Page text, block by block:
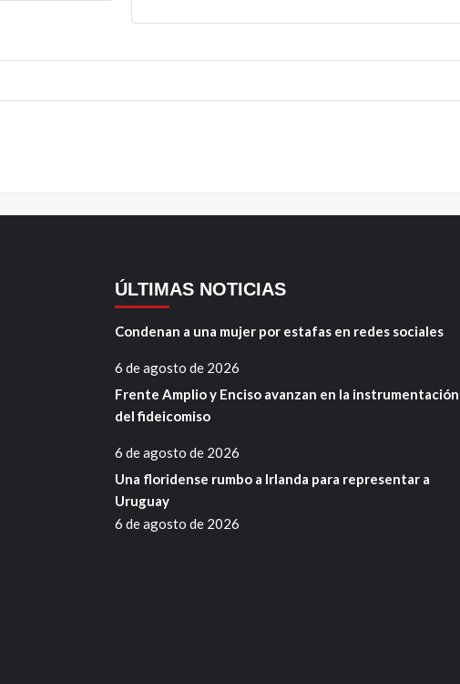
ÚLTIMAS NOTICIAS
Condenan a una mujer por estafas en redes sociales
6 de agosto de 2026
Frente Amplio y Enciso avanzan en la instrumentación
del fideicomiso
6 de agosto de 2026
Una floridense rumbo a Irlanda para representar a
Uruguay
6 de agosto de 2026